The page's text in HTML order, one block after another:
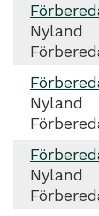
Nyland
Nyland
Nyland